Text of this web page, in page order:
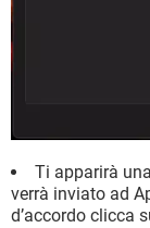
Ti apparirà
verrà inviato ad
d’accordo clicca